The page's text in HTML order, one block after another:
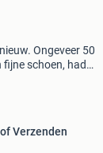
Ongeveer 50
fijne schoen, had
Verzenden